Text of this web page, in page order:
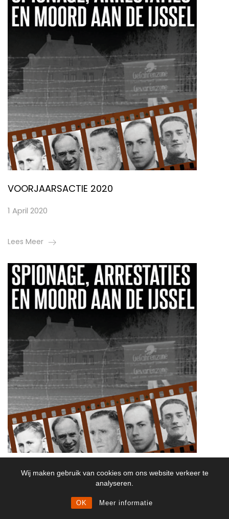
Wij maken gebruik van cookies om ons website verkeer te
analyseren.
OK Meer informatie
VOORJAARSACTIE 2020
1 April 2020
Lees Meer
SPIONAGE, ARRESTATIES EN MOORD AAN DE
IJSSEL – Huub van Sabben